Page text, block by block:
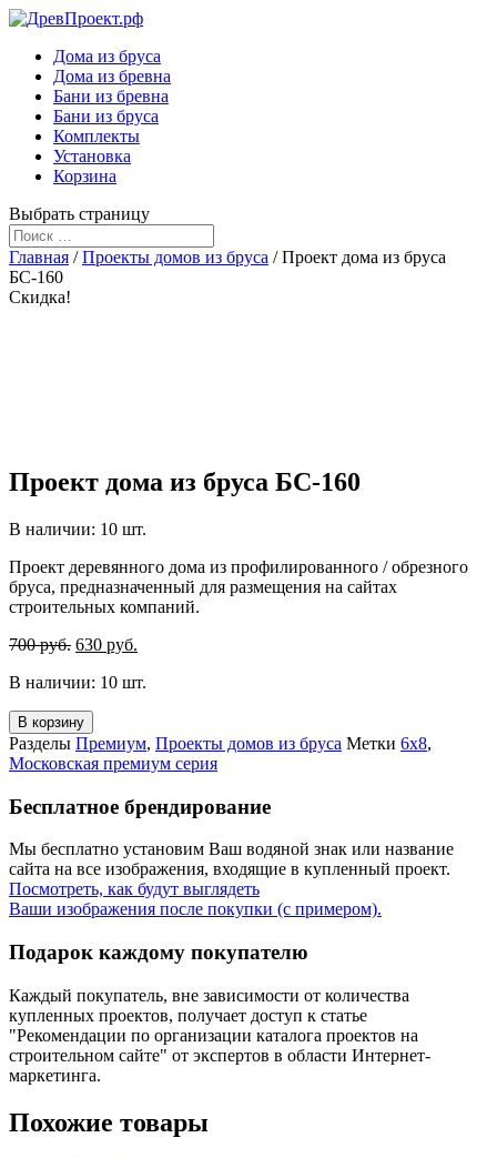
Дома из бруса
Дома из бревна
Бани из бревна
Бани из бруса
Комплекты
Установка
Корзина
Выбрать страницу
Главная /Проекты домов из бруса / Проект дома из бруса
БС-160
Скидка!
Проект дома из бруса БС-160
В наличии: 10 шт.
Проект деревянного дома из профилированного / обрезного
бруса, предназначенный для размещения на сайтах
строительных компаний.
700руб. 630 руб.
В наличии: 10 шт.
В корзину
Разделы Премиум, Проекты домов из бруса Метки 6х8,
Московская премиум серия
Бесплатное брендирование
Мы бесплатно установим Ваш водяной знак или название
сайта на все изображения, входящие в купленный проект.
Посмотреть, как будут выглядеть
Ваши изображения после покупки (с примером).
Подарок каждому покупателю
Каждый покупатель, вне зависимости от количества
купленных проектов, получает доступ к статье
"Рекомендации по организации каталога проектов на
строительном сайте" от экспертов в области Интернет-
маркетинга.
Похожие товары